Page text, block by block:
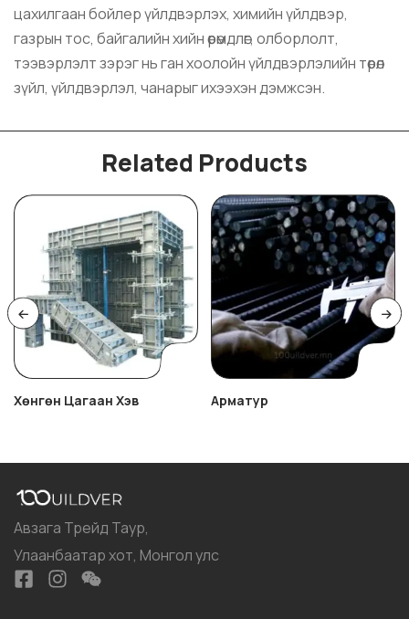
цахилгаан бойлер үйлдвэрлэх, химийн үйлдвэр,
газрын тос, байгалийн хийн өрөмдлөг, олборлолт,
тээвэрлэлт зэрэг нь ган хоолойн үйлдвэрлэлийн төрөл
зүйл, үйлдвэрлэл, чанарыг ихээхэн дэмжсэн.
Related Products
Хөнгөн Цагаан Хэв Арматур
Авзага Трейд Таур,
Улаанбаатар хот, Монгол улс